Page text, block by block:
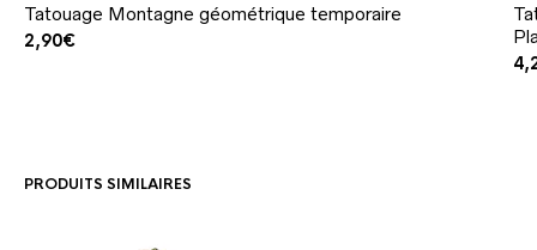
Tatouage Montagne géométrique temporaire
2,90€
PRODUITS SIMILAIRES